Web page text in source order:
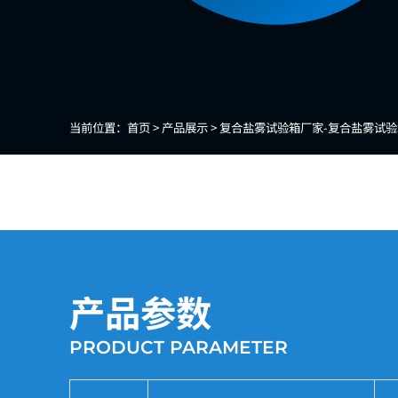
当前位置： 首页 > 产品展示 > 复合盐雾试验箱厂家-复合盐雾试
产品参数
PRODUCT PARAMETER